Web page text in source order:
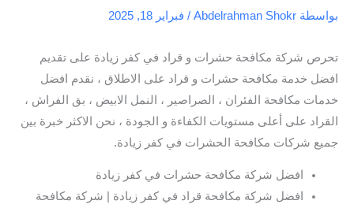
بواسطة Abdelrahman Shokr
/ فبراير 18, 2025
تحرص شركة مكافحة حشرات و قراد في كفر زيادة على تقديم
افضل خدمة مكافحة حشرات و قراد على الاطلاق ، نقدم افضل
خدمات مكافحة الفئران ، الصراصير ، النمل الابيض ، بق الفراش ،
القراد على أعلى مستويات الكفاءة و الجودة ، نحن الاكثر خبرة بين
جميع شركات مكافحة الحشرات في كفر زيادة.
افضل شركة مكافحة حشرات في كفر زيادة
افضل شركة مكافحة قراد في كفر زيادة | شركة مكافحة